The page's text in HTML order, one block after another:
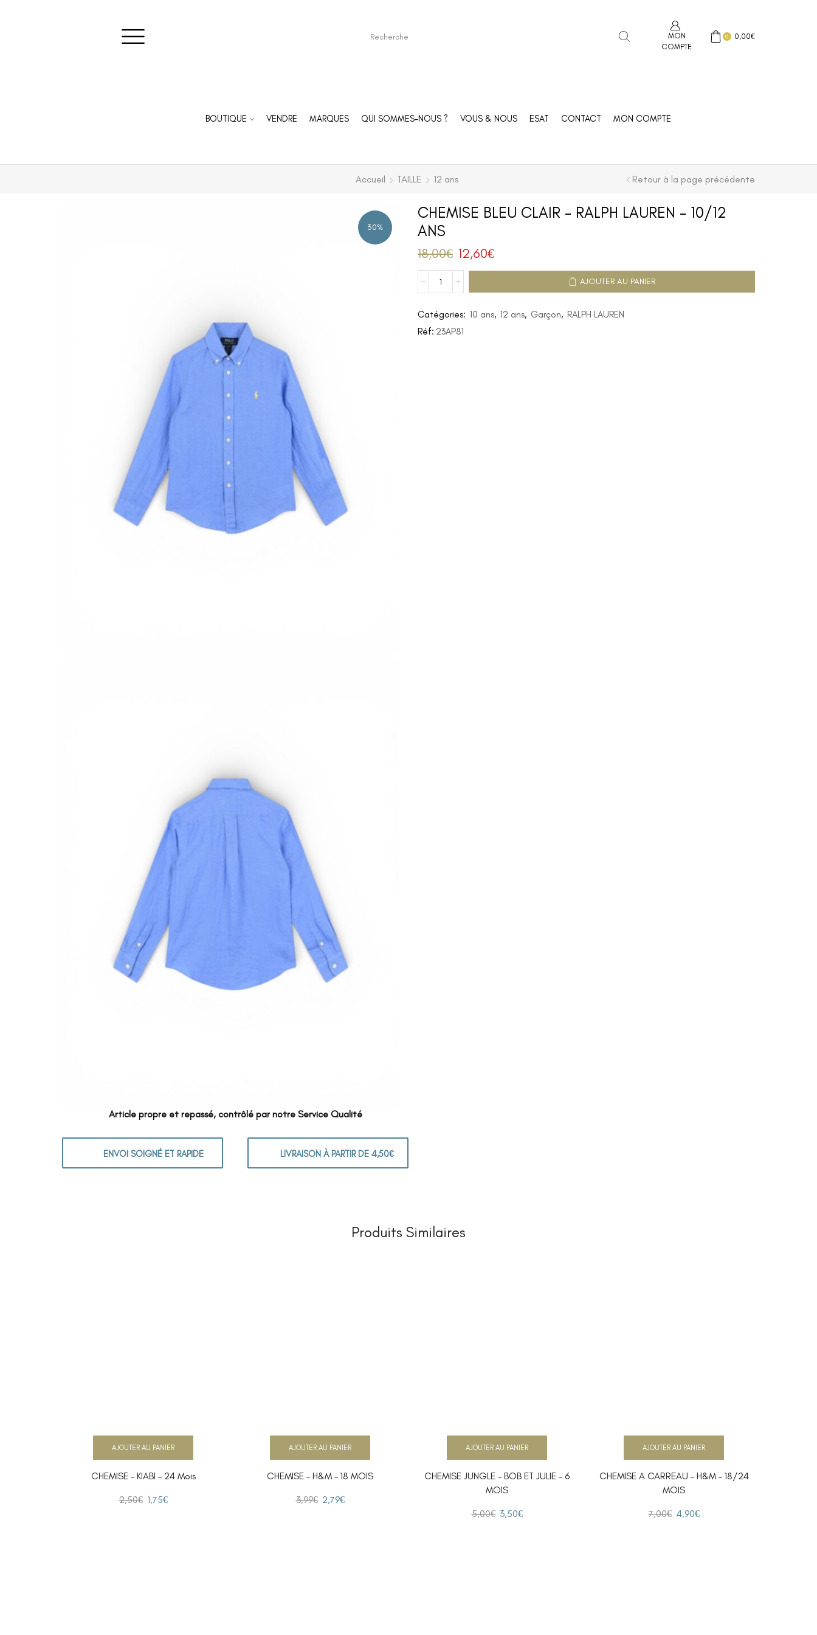
MON
COMPTE
0 0,00€
BOUTIQUE VENDRE MARQUES QUI SOMMES-NOUS ? VOUS & NOUS ESAT CONTACT MON COMPTE
Accueil TAILLE 12 ans Retour à la page précédente
30%
CHEMISE BLEU CLAIR – RALPH LAUREN – 10/12
ANS
18,00€ 12,60€
AJOUTER AU PANIER
Catégories: 10 ans, 12 ans, Garçon, RALPH LAUREN
Réf: 23AP81
Article propre et repassé, contrôlé par notre Service Qualité
ENVOI SOIGNÉ ET RAPIDE LIVRAISON À PARTIR DE 4,50€
Produits Similaires
CHEMISE – KIABI – 24 Mois
2,50€ 1,75€
AJOUTER AU PANIER
CHEMISE – H&M – 18 MOIS
3,99€ 2,79€
AJOUTER AU PANIER
CHEMISE JUNGLE – BOB ET JULIE – 6
MOIS
5,00€ 3,50€
AJOUTER AU PANIER
CHEMISE A CARREAU – H&M – 18/24
MOIS
7,00€ 4,90€
AJOUTER AU PANIER